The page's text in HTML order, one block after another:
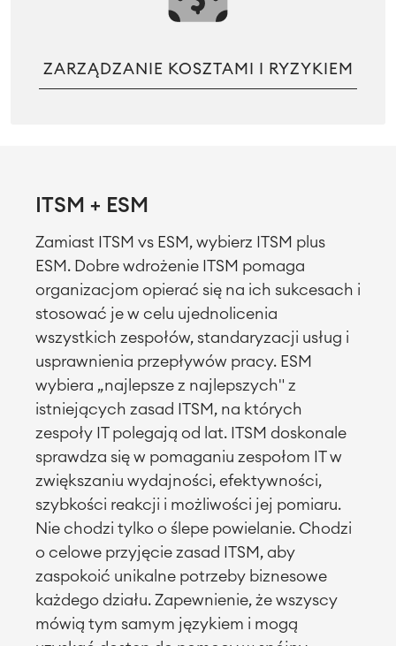
ZARZĄDZANIE KOSZTAMI I RYZYKIEM
ITSM + ESM
Zamiast ITSM vs ESM, wybierz ITSM plus
ESM. Dobre wdrożenie ITSM pomaga
organizacjom opierać się na ich sukcesach i
stosować je w celu ujednolicenia
wszystkich zespołów, standaryzacji usług i
usprawnienia przepływów pracy. ESM
wybiera „najlepsze z najlepszych" z
istniejących zasad ITSM, na których
zespoły IT polegają od lat. ITSM doskonale
sprawdza się w pomaganiu zespołom IT w
zwiększaniu wydajności, efektywności,
szybkości reakcji i możliwości jej pomiaru.
Nie chodzi tylko o ślepe powielanie. Chodzi
o celowe przyjęcie zasad ITSM, aby
zaspokoić unikalne potrzeby biznesowe
każdego działu. Zapewnienie, że wszyscy
mówią tym samym językiem i mogą